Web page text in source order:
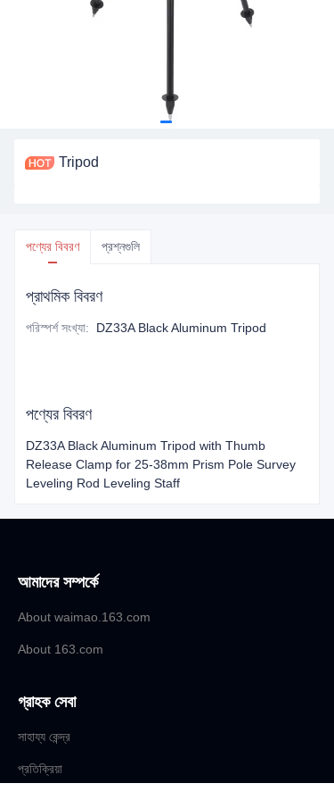
Tripod
পণ্যের বিবরণ প্রশ্নগুলি
প্রাথমিক বিবরণ
পরিস্পর্শ সংখ্যা: DZ33A Black Aluminum Tripod
পণ্যের বিবরণ
DZ33A Black Aluminum Tripod with Thumb
Release Clamp for 25-38mm Prism Pole Survey
Leveling Rod Leveling Staff
আমাদের সম্পর্কে
About waimao.163.com
About 163.com
গ্রাহক সেবা
সাহায্য কেন্দ্র
প্রতিক্রিয়া